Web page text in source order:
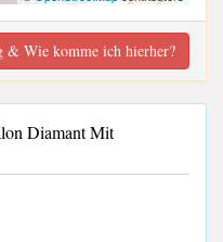
& Wie komme ich hierher?
Diamant Mit